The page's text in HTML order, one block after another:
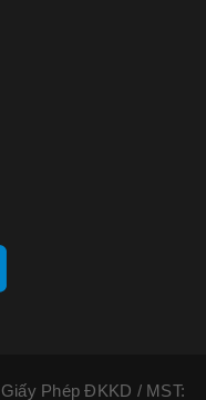
Phép ĐKKD / MST: